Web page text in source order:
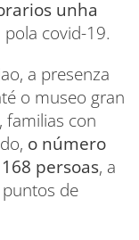
unha
pola covid-19.
a presenza
o museo gran
familias con
o número
persoas, a
de